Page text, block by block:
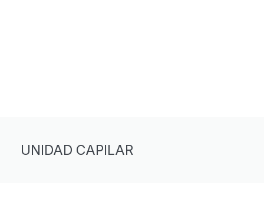
UNIDAD CAPILAR